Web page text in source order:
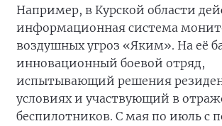
Например, в Курской области
информационная система
воздушных угроз «Яким». На её
инновационный боевой отряд,
испытывающий решения
условиях и участвующий в
беспилотников. С мая по июль с